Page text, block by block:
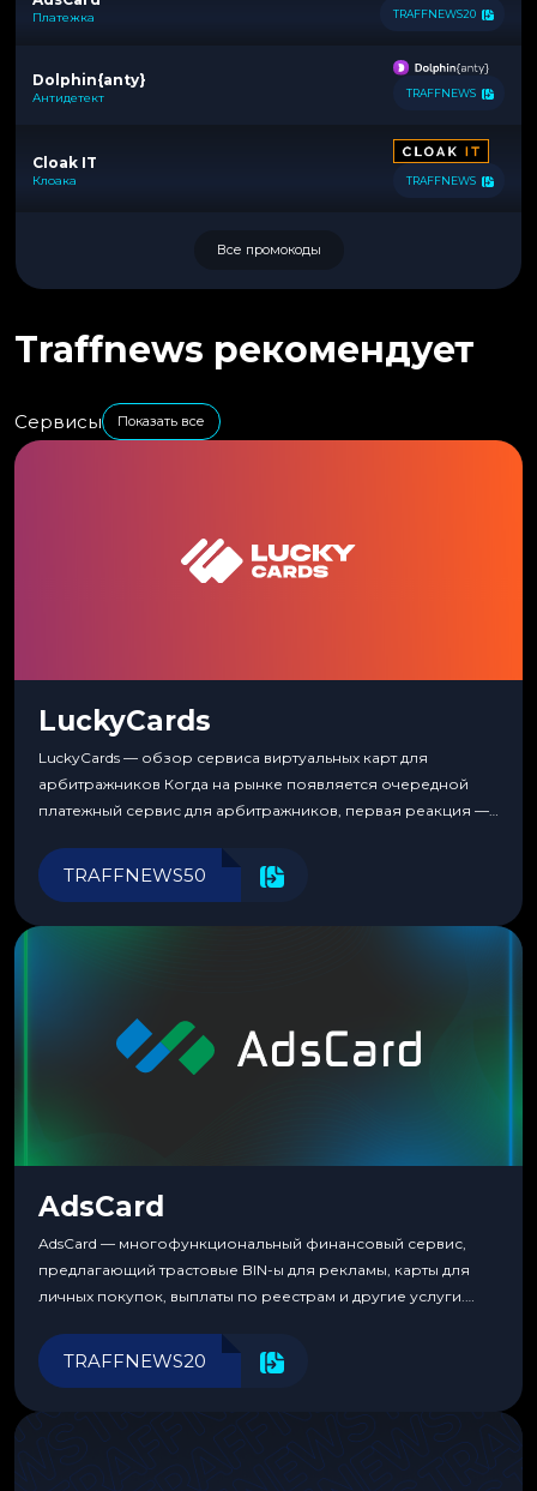
Платежка TRAFFNEWS20
Dolphin{anty}
Антидетект TRAFFNEWS
Cloak IT
Клоака TRAFFNEWS
Все промокоды
Traffnews рекомендует
Сервисы Показать все
LuckyCards
LuckyCards — обзор сервиса виртуальных карт для
арбитражников Когда на рынке появляется очередной
платежный сервис для арбитражников, первая реакция —
перестаешь воспринимать всерьез любой новый продукт,
пока тот не докажет обратное делом. LuckyCards — история
TRAFFNEWS50
AdsCard
AdsCard — многофункциональный финансовый сервис,
предлагающий трастовые BIN-ы для рекламы, карты для
личных покупок, выплаты по реестрам и другие услуги.
инструменты для управления финансами.
TRAFFNEWS20